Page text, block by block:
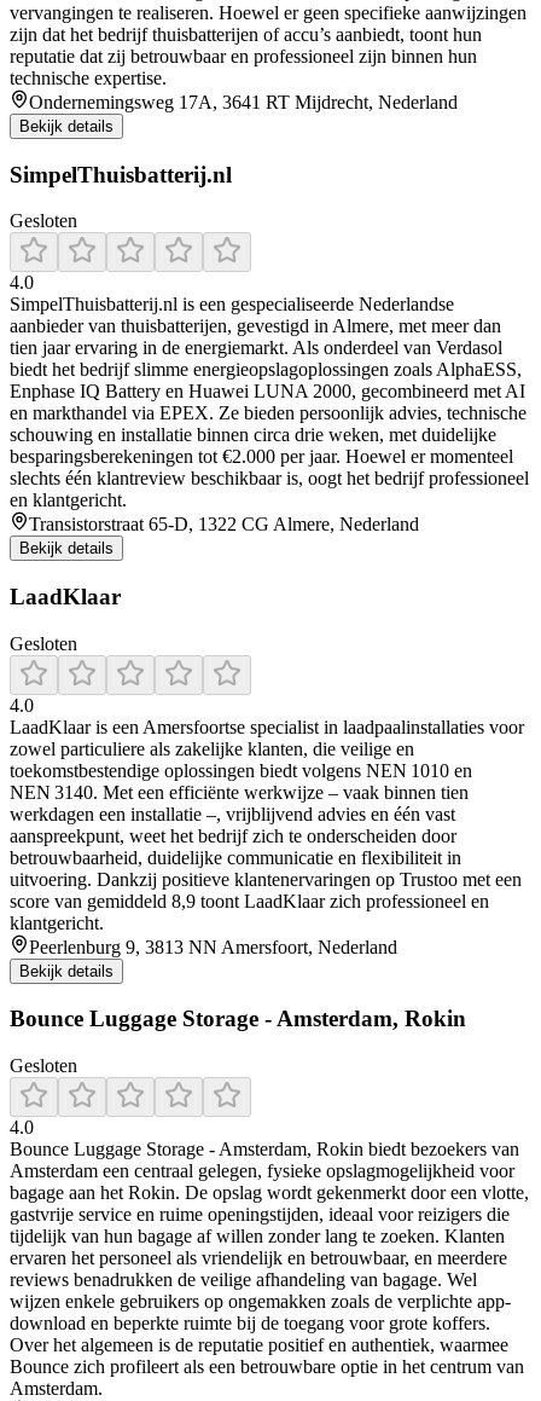
vervangingen te realiseren. Hoewel er geen specifieke aanwijzingen
zijn dat het bedrijf thuisbatterijen of accu’s aanbiedt, toont hun
reputatie dat zij betrouwbaar en professioneel zijn binnen hun
technische expertise.
Ondernemingsweg 17A, 3641 RT Mijdrecht, Nederland
Bekijk details
SimpelThuisbatterij.nl
Gesloten
4.0
SimpelThuisbatterij.nl is een gespecialiseerde Nederlandse
aanbieder van thuisbatterijen, gevestigd in Almere, met meer dan
tien jaar ervaring in de energiemarkt. Als onderdeel van Verdasol
biedt het bedrijf slimme energieopslagoplossingen zoals AlphaESS,
Enphase IQ Battery en Huawei LUNA 2000, gecombineerd met AI
en markthandel via EPEX. Ze bieden persoonlijk advies, technische
schouwing en installatie binnen circa drie weken, met duidelijke
besparingsberekeningen tot €2.000 per jaar. Hoewel er momenteel
slechts één klantreview beschikbaar is, oogt het bedrijf professioneel
en klantgericht.
Transistorstraat 65-D, 1322 CG Almere, Nederland
Bekijk details
LaadKlaar
Gesloten
4.0
LaadKlaar is een Amersfoortse specialist in laadpaalinstallaties voor
zowel particuliere als zakelijke klanten, die veilige en
toekomstbestendige oplossingen biedt volgens NEN 1010 en
NEN 3140. Met een efficiënte werkwijze – vaak binnen tien
werkdagen een installatie –, vrijblijvend advies en één vast
aanspreekpunt, weet het bedrijf zich te onderscheiden door
betrouwbaarheid, duidelijke communicatie en flexibiliteit in
uitvoering. Dankzij positieve klantenervaringen op Trustoo met een
score van gemiddeld 8,9 toont LaadKlaar zich professioneel en
klantgericht.
Peerlenburg 9, 3813 NN Amersfoort, Nederland
Bekijk details
Bounce Luggage Storage - Amsterdam, Rokin
Gesloten
4.0
Bounce Luggage Storage - Amsterdam, Rokin biedt bezoekers van
Amsterdam een centraal gelegen, fysieke opslagmogelijkheid voor
bagage aan het Rokin. De opslag wordt gekenmerkt door een vlotte,
gastvrije service en ruime openingstijden, ideaal voor reizigers die
tijdelijk van hun bagage af willen zonder lang te zoeken. Klanten
ervaren het personeel als vriendelijk en betrouwbaar, en meerdere
reviews benadrukken de veilige afhandeling van bagage. Wel
wijzen enkele gebruikers op ongemakken zoals de verplichte app-
download en beperkte ruimte bij de toegang voor grote koffers.
Over het algemeen is de reputatie positief en authentiek, waarmee
Bounce zich profileert als een betrouwbare optie in het centrum van
Amsterdam.